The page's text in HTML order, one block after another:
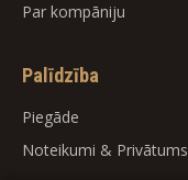
Par kompāniju
Palīdzība
Piegāde
Noteikumi & Privātums